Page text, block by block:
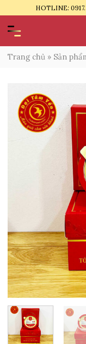
qua
nội
dung
HOTLINE:
Trang chủ » Sản